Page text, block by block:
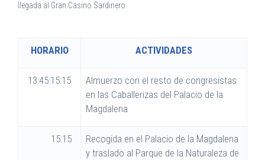
llegada al Gran Casino Sardinero.
HORARIO ACTIVIDADES
13:45:15:15
Almuerzo con el resto de congresistas
en las Caballerizas del Palacio de la
Magdalena
15:15
Recogida en el Palacio de la Magdalena
y traslado al Parque de la Naturaleza de